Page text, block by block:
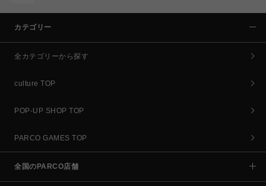
カテゴリー
全カテゴリーから探す
culture TOP
POP-UP SHOP TOP
PARCO GAMES TOP
全国のPARCO店舗